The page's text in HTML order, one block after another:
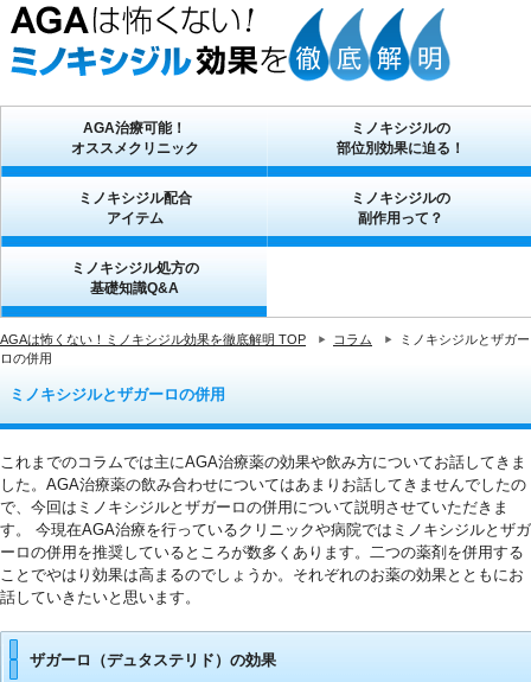
AGA治療可能！
オススメクリニック
ミノキシジルの
部位別効果に迫る！
ミノキシジル配合
アイテム
ミノキシジルの
副作用って？
ミノキシジル処方の
基礎知識Q&A
AGAは怖くない！ミノキシジル効果を徹底解明 TOP コラム
ミノキシジルとザガー
ロの併用
ミノキシジルとザガーロの併用
これまでのコラムでは主にAGA治療薬の効果や飲み方についてお話してきま
した。AGA治療薬の飲み合わせについてはあまりお話してきませんでしたの
で、今回はミノキシジルとザガーロの併用について説明させていただきま
す。 今現在AGA治療を行っているクリニックや病院ではミノキシジルとザガ
ーロの併用を推奨しているところが数多くあります。二つの薬剤を併用する
ことでやはり効果は高まるのでしょうか。それぞれのお薬の効果とともにお
話していきたいと思います。
ザガーロ（デュタステリド）の効果